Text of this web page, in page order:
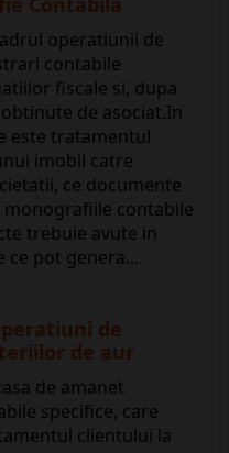
operatiunii de
contabile
fiscale si, dupa
de asociat.In
este tratamentul
imobil catre
ce documente
contabile
trebuie avute in
ce pot genera...
de
de aur
de amanet
specifice, care
clientului la